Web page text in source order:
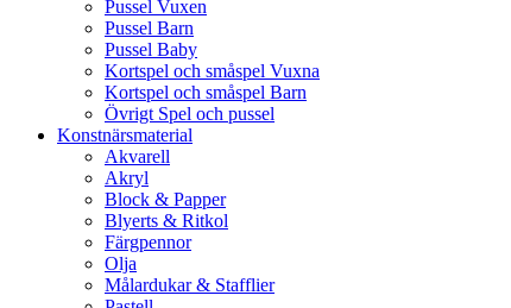
Pussel Vuxen
Pussel Barn
Pussel Baby
Kortspel och småspel Vuxna
Kortspel och småspel Barn
Övrigt Spel och pussel
Konstnärsmaterial
Akvarell
Akryl
Block & Papper
Blyerts & Ritkol
Färgpennor
Olja
Målardukar & Stafflier